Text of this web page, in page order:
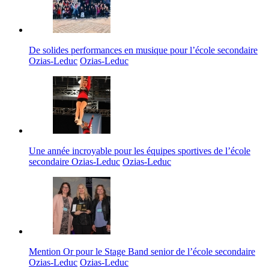
De solides performances en musique pour l’école secondaire
Ozias-Leduc Ozias-Leduc
Une année incroyable pour les équipes sportives de l’école
secondaire Ozias-Leduc Ozias-Leduc
Mention Or pour le Stage Band senior de l’école secondaire
Ozias-Leduc Ozias-Leduc